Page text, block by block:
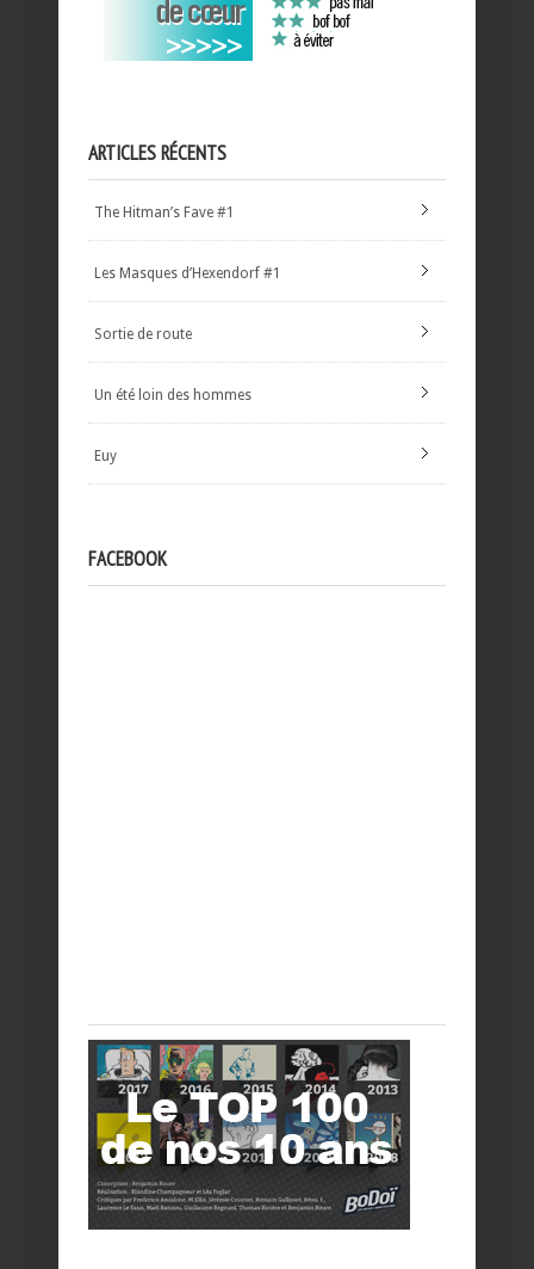
ARTICLES RÉCENTS
The Hitman’s Fave #1
Les Masques d’Hexendorf #1
Sortie de route
Un été loin des hommes
Euy
FACEBOOK